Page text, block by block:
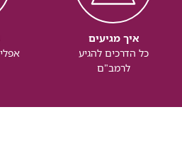
איך מגיעים
כל הדרכים להגיע
לרמב"ם